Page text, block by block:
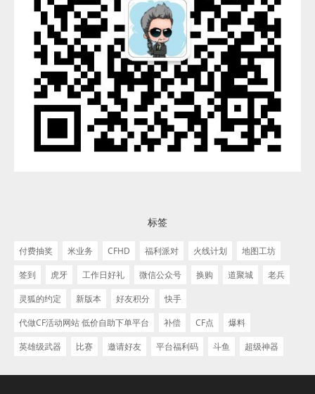
标签
付费抽奖 米业务 CFHD 福利派对 火线计划
地图工坊
签到
虎牙 工作日好礼 微信公众号 换购 道聚城
老兵
灵狐的约定
新版本 好友积分
快手
代做CF活动网站 低价自助下单平台
补偿 CF点
爆料
英雄级武器
比赛 邀请好友 平台福利码 斗鱼 超级神器